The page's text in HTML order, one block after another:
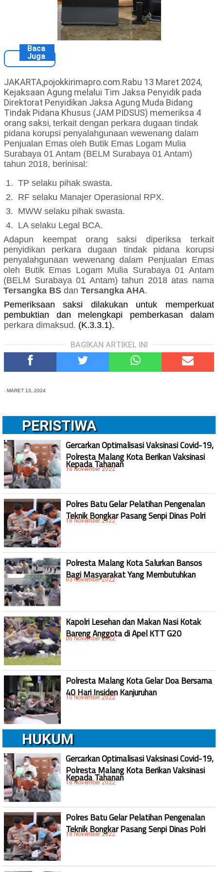
Baca
Juga
JAKARTA,pojokkirimapro.com.Rabu 13 Maret 2024,
Kejaksaan Agung melalui Tim Jaksa Penyidik pada
Direktorat Penyidikan Jaksa Agung Muda Bidang
Tindak Pidana Khusus (JAM PIDSUS) memeriksa 4
orang saksi, terkait dengan perkara dugaan tindak
pidana korupsi penyalahgunaan wewenang dalam
Penjualan Emas oleh Butik Emas Logam Mulia
Surabaya 01 Antam (BELM Surabaya 01 Antam)
tahun 2018, berinisal:
1. TP selaku pihak swasta.
2. RF selaku Manajer Operasional RPX.
3. MWW selaku pihak swasta.
4. LA selaku Legal BCA.
Adapun keempat orang saksi diperiksa terkait
penyidikan perkaradugaan tindak pidana korupsi
penyalahgunaan wewenang dalam Penjualan Emas
oleh Butik Emas Logam Mulia Surabaya 01 Antam
(BELM Surabaya 01 Antam) tahun 2018 atas nama
Tersangka BSdanTersangka AHA.
Pemeriksaan saksi dilakukan untuk memperkuat
pembuktian dan melengkapi pemberkasan dalam
perkara dimaksud. (K.3.3.1).
BAGIKAN ARTIKEL INI
- MARET 13, 2024
PERISTIWA
Gercarkan Optimalisasi Vaksinasi Covid-19,
Polresta Malang Kota Berikan Vaksinasi
Kepada Tahanan
18 November 2022
Polres Batu Gelar Pelatihan Pengenalan
Teknik Bongkar Pasang Senpi Dinas Polri
18 November 2022
Polresta Malang Kota Salurkan Bansos
Bagi Masyarakat Yang Membutuhkan
03 November 2022
Kapolri Lesehan dan Makan Nasi Kotak
Bareng Anggota di Apel KTT G20
06 November 2022
Polresta Malang Kota Gelar Doa Bersama
40 Hari Insiden Kanjuruhan
10 November 2022
HUKUM
Gercarkan Optimalisasi Vaksinasi Covid-19,
Polresta Malang Kota Berikan Vaksinasi
Kepada Tahanan
18 November 2022
Polres Batu Gelar Pelatihan Pengenalan
Teknik Bongkar Pasang Senpi Dinas Polri
18 November 2022